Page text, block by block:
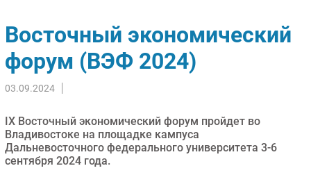
Импорто­замещение
Автоматизация Промышленности
Интернет
Фиксированная связь
Интеграция
Рынок ПК
Восточный экономический
форум (ВЭФ 2024)
03.09.2024
IX Восточный экономический форум пройдет во
Владивостоке на площадке кампуса
Дальневосточного федерального университета 3-6
сентября 2024 года.